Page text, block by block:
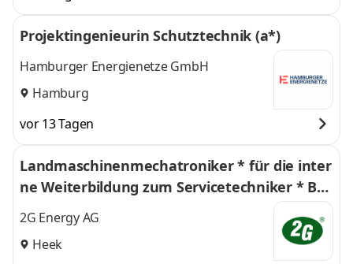
Projektingenieurin Schutztechnik (a*)
Hamburger Energienetze GmbH
Hamburg
vor 13 Tagen
Landmaschinenmechatroniker * für die inter
ne Weiterbildung zum Servicetechniker * BH
KW
2G Energy AG
Heek